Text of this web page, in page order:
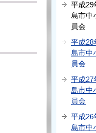
平成
島市中
員会
平成
島市中
員会
平成
島市中
員会
平成
島市中